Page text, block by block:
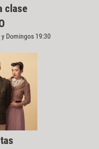
clase
Domingos 19:30